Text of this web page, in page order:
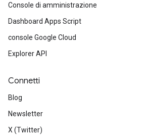
Console di amministrazione
Dashboard Apps Script
console Google Cloud
Explorer API
Connetti
Blog
Newsletter
X (Twitter)